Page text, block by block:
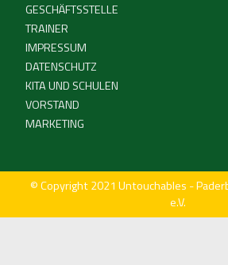
GESCHÄFTSSTELLE
TRAINER
IMPRESSUM
DATENSCHUTZ
KITA UND SCHULEN
VORSTAND
MARKETING
© Copyright 2021 Untouchables -
e.V.